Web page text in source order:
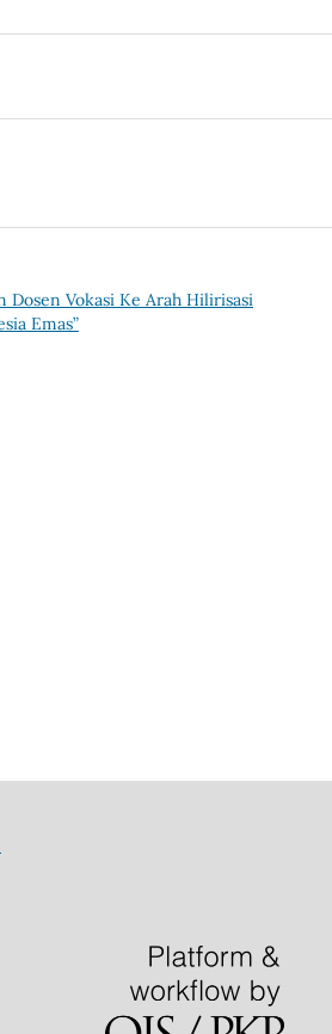
Dosen Vokasi Ke Arah Hilirisasi
Emas”